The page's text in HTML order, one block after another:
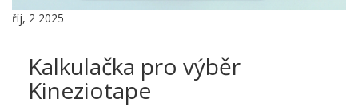
říj, 2 2025
Kalkulačka pro výběr
Kineziotape